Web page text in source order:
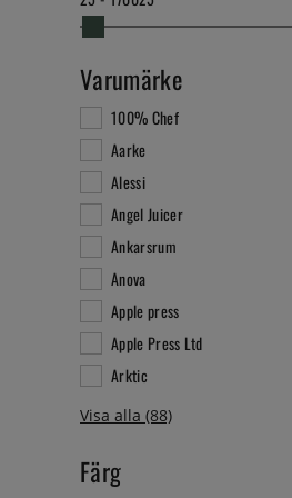
Varumärke
100% Chef
Aarke
Alessi
Angel Juicer
Ankarsrum
Anova
Apple press
Apple Press Ltd
Arktic
Färg